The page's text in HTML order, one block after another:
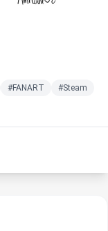
#FANART #Steam